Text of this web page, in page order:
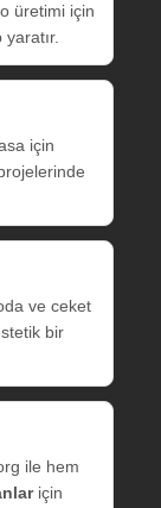
üretimi için
için
ve ceket
bir
ile hem
için